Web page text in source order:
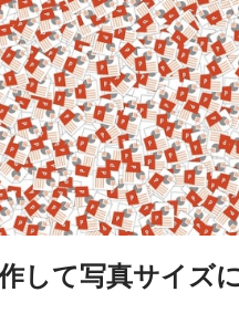
して写真サイズ